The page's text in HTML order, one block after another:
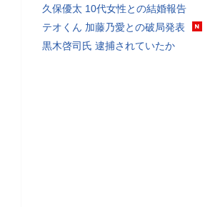
久保優太 10代女性との結婚報告
テオくん 加藤乃愛との破局発表
黒木啓司氏 逮捕されていたか